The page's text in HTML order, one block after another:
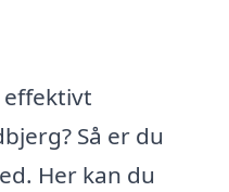
effektivt
Så er du
Her kan du